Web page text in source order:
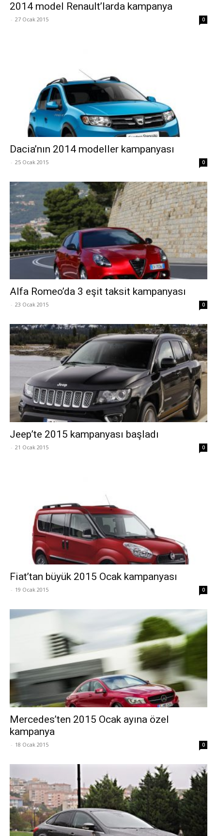
2014 model Renault’larda kampanya
- 27 Ocak 2015 0
Dacia’nın 2014 modeller kampanyası
- 25 Ocak 2015 0
Alfa Romeo’da 3 eşit taksit kampanyası
- 23 Ocak 2015 0
Jeep’te 2015 kampanyası başladı
- 21 Ocak 2015 0
Fiat’tan büyük 2015 Ocak kampanyası
- 19 Ocak 2015 0
Mercedes’ten 2015 Ocak ayına özel
kampanya
- 18 Ocak 2015 0